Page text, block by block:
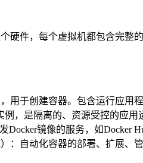
硬件，每个虚拟机都包含完
用于创建容器。包含运行应用
例，是隔离的、资源受控的应用
Docker镜像的服务，如Docker
：自动化容器的部署、扩展、